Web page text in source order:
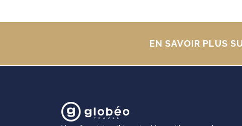
EN SAVOIR PLUS